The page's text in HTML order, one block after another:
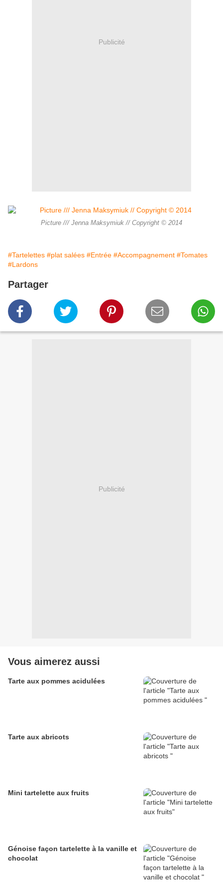
Publicité
Picture /// Jenna Maksymiuk // Copyright © 2014
#Tartelettes #plat salées #Entrée #Accompagnement #Tomates
#Lardons
Partager
Publicité
Vous aimerez aussi
Tarte aux pommes acidulées
Tarte aux abricots
Mini tartelette aux fruits
Génoise façon tartelette à la vanille et
chocolat